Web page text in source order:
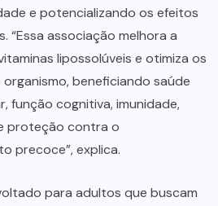
e potencializando os efeitos
“Essa associação melhora a
lipossolúveis e otimiza os
beneficiando saúde
função cognitiva, imunidade,
proteção contra o
precoce”, explica.
para adultos que buscam